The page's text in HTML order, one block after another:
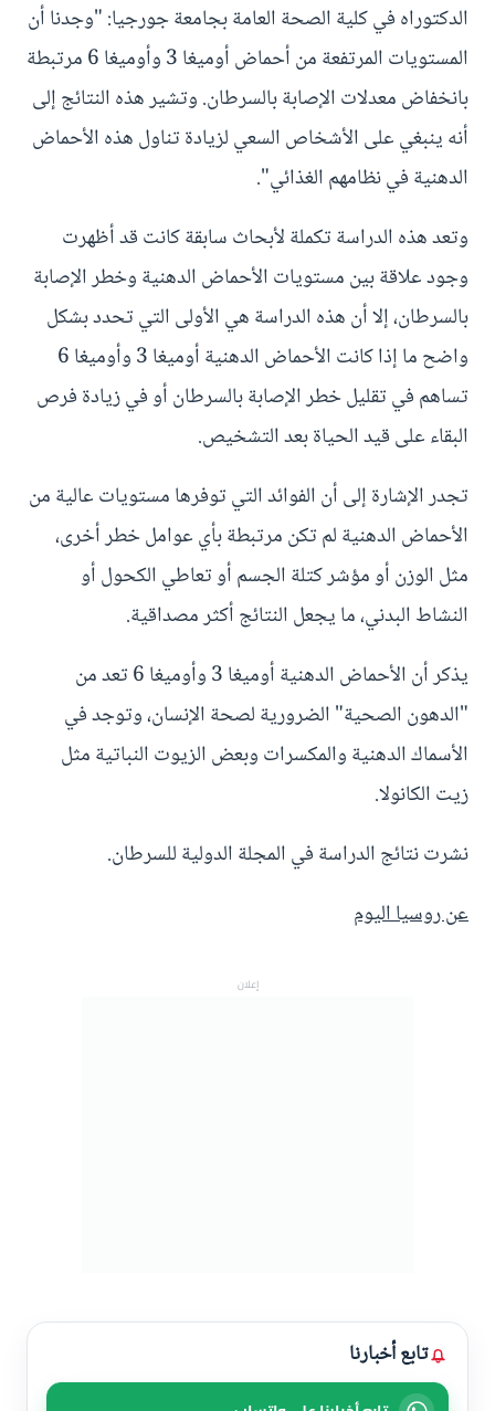
الدكتوراه في كلية الصحة العامة بجامعة جورجيا: "وجدنا أن
المستويات المرتفعة من أحماض أوميغا 3 وأوميغا 6 مرتبطة
بانخفاض معدلات الإصابة بالسرطان. وتشير هذه النتائج إلى
أنه ينبغي على الأشخاص السعي لزيادة تناول هذه الأحماض
الدهنية في نظامهم الغذائي".
وتعد هذه الدراسة تكملة لأبحاث سابقة كانت قد أظهرت
وجود علاقة بين مستويات الأحماض الدهنية وخطر الإصابة
بالسرطان، إلا أن هذه الدراسة هي الأولى التي تحدد بشكل
واضح ما إذا كانت الأحماض الدهنية أوميغا 3 وأوميغا 6
تساهم في تقليل خطر الإصابة بالسرطان أو في زيادة فرص
البقاء على قيد الحياة بعد التشخيص.
تجدر الإشارة إلى أن الفوائد التي توفرها مستويات عالية من
الأحماض الدهنية لم تكن مرتبطة بأي عوامل خطر أخرى،
مثل الوزن أو مؤشر كتلة الجسم أو تعاطي الكحول أو
النشاط البدني، ما يجعل النتائج أكثر مصداقية.
يذكر أن الأحماض الدهنية أوميغا 3 وأوميغا 6 تعد من
"الدهون الصحية" الضرورية لصحة الإنسان، وتوجد في
الأسماك الدهنية والمكسرات وبعض الزيوت النباتية مثل
زيت الكانولا.
نشرت نتائج الدراسة في المجلة الدولية للسرطان.
عن روسيا اليوم
إعلان
تابع أخبارنا